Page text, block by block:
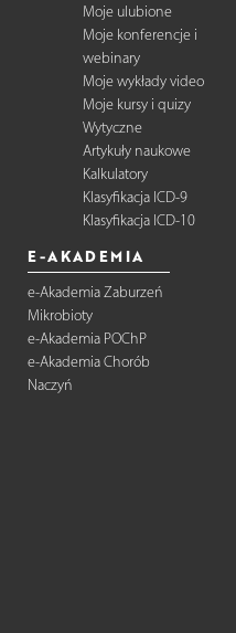
Moje ulubione
Moje konferencje i
webinary
Moje wykłady video
Moje kursy i quizy
Wytyczne
Artykuły naukowe
Kalkulatory
Klasyfikacja ICD-9
Klasyfikacja ICD-10
E-AKADEMIA
e-Akademia Zaburzeń
Mikrobioty
e-Akademia POChP
e-Akademia Chorób
Naczyń